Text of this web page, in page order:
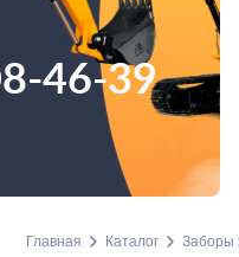
46-39
Главная Каталог Заборы